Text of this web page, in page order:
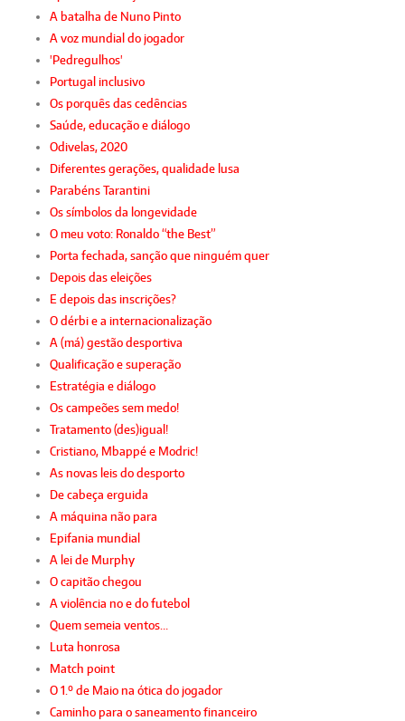
A batalha de Nuno Pinto
A voz mundial do jogador
'Pedregulhos'
Portugal inclusivo
Os porquês das cedências
Saúde, educação e diálogo
Odivelas, 2020
Diferentes gerações, qualidade lusa
Parabéns Tarantini
Os símbolos da longevidade
O meu voto: Ronaldo “the Best”
Porta fechada, sanção que ninguém quer
Depois das eleições
E depois das inscrições?
O dérbi e a internacionalização
A (má) gestão desportiva
Qualificação e superação
Estratégia e diálogo
Os campeões sem medo!
Tratamento (des)igual!
Cristiano, Mbappé e Modric!
As novas leis do desporto
De cabeça erguida
A máquina não para
Epifania mundial
A lei de Murphy
O capitão chegou
A violência no e do futebol
Quem semeia ventos…
Luta honrosa
Match point
O 1.º de Maio na ótica do jogador
Caminho para o saneamento financeiro